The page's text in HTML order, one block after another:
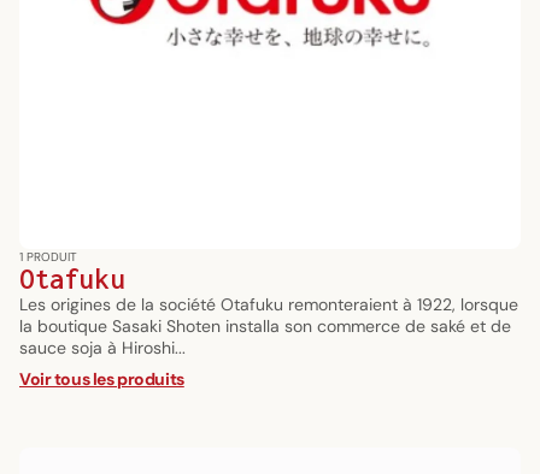
1 PRODUIT
Otafuku
Les origines de la société Otafuku remonteraient à 1922, lorsque
la boutique Sasaki Shoten installa son commerce de saké et de
sauce soja à Hiroshi...
Voir tous les produits